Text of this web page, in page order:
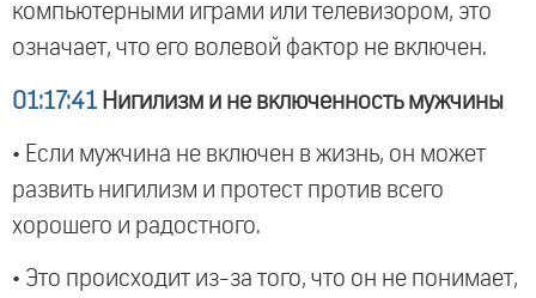
компьютерными играми или телевизором, это
означает, что его волевой фактор не включен.
01:17:41 Нигилизм и не включенность мужчины
• Если мужчина не включен в жизнь, он может
развить нигилизм и протест против всего
хорошего и радостного.
• Это происходит из-за того, что он не понимает,